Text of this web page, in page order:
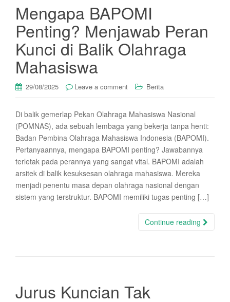
Mengapa BAPOMI
Penting? Menjawab Peran
Kunci di Balik Olahraga
Mahasiswa
29/08/2025 Leave a comment Berita
Di balik gemerlap Pekan Olahraga Mahasiswa Nasional
(POMNAS), ada sebuah lembaga yang bekerja tanpa henti:
Badan Pembina Olahraga Mahasiswa Indonesia (BAPOMI).
Pertanyaannya, mengapa BAPOMI penting? Jawabannya
terletak pada perannya yang sangat vital. BAPOMI adalah
arsitek di balik kesuksesan olahraga mahasiswa. Mereka
menjadi penentu masa depan olahraga nasional dengan
sistem yang terstruktur. BAPOMI memiliki tugas penting […]
Continue reading
Jurus Kuncian Tak